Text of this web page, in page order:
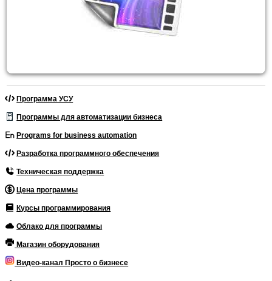
Программа УСУ
Программы для автоматизации бизнеса
Programs for business automation
Разработка программного обеспечения
Техническая поддержка
Цена программы
Курсы программирования
Облако для программы
Магазин оборудования
Видео-канал Просто о бизнесе